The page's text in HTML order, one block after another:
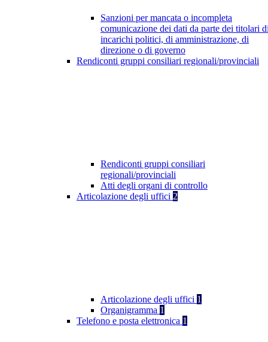
Sanzioni per mancata o incompleta
comunicazione dei dati da parte dei titolari
incarichi politici, di amministrazione, di
direzione o di governo
Rendiconti gruppi consiliari regionali/provinciali
Rendiconti gruppi consiliari
regionali/provinciali
Atti degli organi di controllo
Articolazione degli uffici 2
Articolazione degli uffici 1
Organigramma 1
Telefono e posta elettronica 1